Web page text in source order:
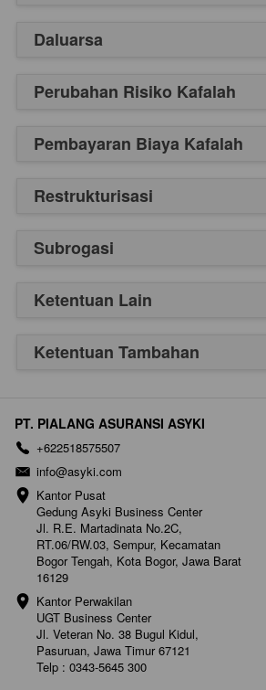
Daluarsa
Perubahan Risiko Kafalah
Pembayaran Biaya Kafalah
Restrukturisasi
Subrogasi
Ketentuan Lain
Ketentuan Tambahan
PT. PIALANG ASURANSI ASYKI
+622518575507
info@asyki.com
Kantor Pusat
Gedung Asyki Business Center
Jl. R.E. Martadinata No.2C,
RT.06/RW.03, Sempur, Kecamatan
Bogor Tengah, Kota Bogor, Jawa Barat
16129
Kantor Perwakilan
UGT Business Center
Jl. Veteran No. 38 Bugul Kidul,
Pasuruan, Jawa Timur 67121
Telp : 0343-5645 300